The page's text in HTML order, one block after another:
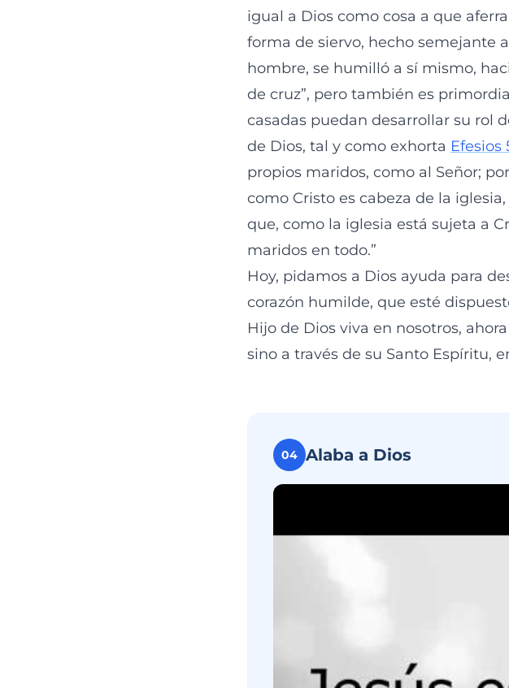
igual a Dios como cosa a que
forma de siervo, hecho semejante
hombre, se humilló a sí mismo,
de cruz”, pero también es
casadas puedan desarrollar su rol
de Dios, tal y como exhorta Efesios
propios maridos, como al Señor;
como Cristo es cabeza de la
que, como la iglesia está sujeta a
maridos en todo.”
Hoy, pidamos a Dios ayuda para
corazón humilde, que esté
Hijo de Dios viva en nosotros,
sino a través de su Santo Espíritu,
04 Alaba a Dios